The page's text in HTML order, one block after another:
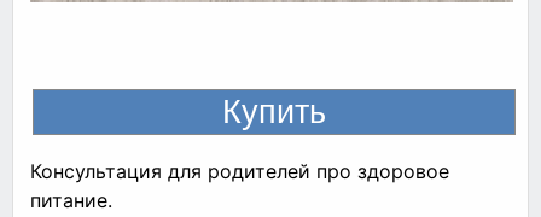
Консультация для родителей про здоровое
питание.